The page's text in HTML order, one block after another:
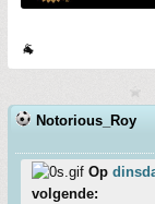
🐐
Notorious_Roy
Op
volgende: